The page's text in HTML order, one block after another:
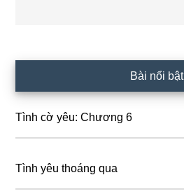
Sidebar
Bài nổi bật
Tình cờ yêu: Chương 6
Tình yêu thoáng qua